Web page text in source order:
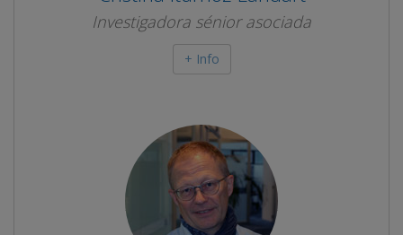
Investigadora sénior asociada
+ Info